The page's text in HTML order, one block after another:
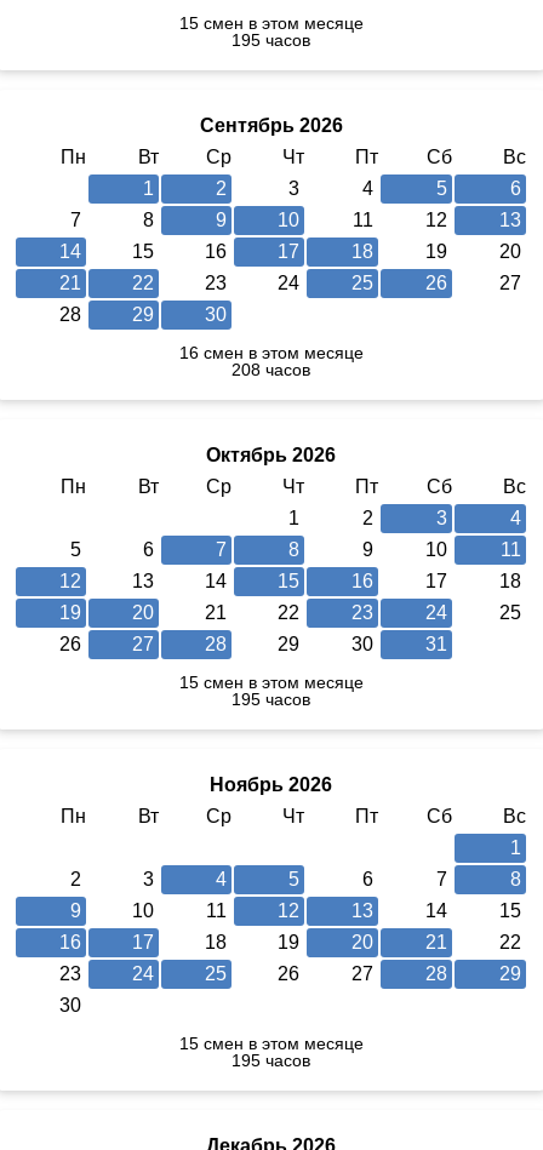
15 смен в этом месяце
195 часов
Сентябрь 2026
Пн
Вт Ср Чт Пт Сб
Вс
1
2 3 4 5
6
7
8 9 10 11 12
13
14
15 16 17 18 19
20
21
22 23 24 25 26
27
28
29 30
16 смен в этом месяце
208 часов
Октябрь 2026
Пн
Вт Ср Чт Пт Сб
Вс
1
2 3
4
5
6 7 8 9 10
11
12
13 14 15 16 17
18
19
20 21 22 23 24
25
26
27 28 29 30 31
15 смен в этом месяце
195 часов
Ноябрь 2026
Пн
Вт Ср Чт Пт Сб
Вс
1
2
3 4 5 6 7
8
9
10 11 12 13 14
15
16
17 18 19 20 21
22
23
24 25 26 27 28
29
30
15 смен в этом месяце
195 часов